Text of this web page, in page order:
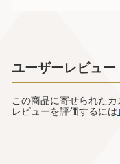
ユーザーレビュー
この商品に寄せられた
レビューを評価するには